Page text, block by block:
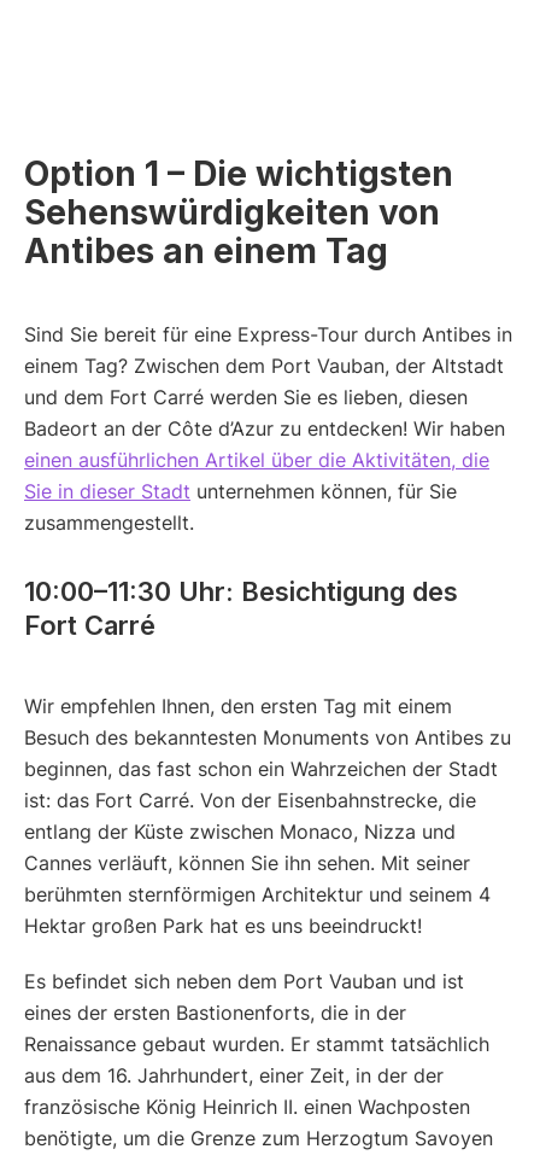
Option 1 – Die wichtigsten
Sehenswürdigkeiten von
Antibes an einem Tag
Sind Sie bereit für eine Express-Tour durch Antibes in
einem Tag? Zwischen dem Port Vauban, der Altstadt
und dem Fort Carré werden Sie es lieben, diesen
Badeort an der Côte d’Azur zu entdecken! Wir haben
einen ausführlichen Artikel über die Aktivitäten, die
Sie in dieser Stadt unternehmen können, für Sie
zusammengestellt.
10:00–11:30 Uhr: Besichtigung des
Fort Carré
Wir empfehlen Ihnen, den ersten Tag mit einem
Besuch des bekanntesten Monuments von Antibes zu
beginnen, das fast schon ein Wahrzeichen der Stadt
ist: das Fort Carré. Von der Eisenbahnstrecke, die
entlang der Küste zwischen Monaco, Nizza und
Cannes verläuft, können Sie ihn sehen. Mit seiner
berühmten sternförmigen Architektur und seinem 4
Hektar großen Park hat es uns beeindruckt!
Es befindet sich neben dem Port Vauban und ist
eines der ersten Bastionenforts, die in der
Renaissance gebaut wurden. Er stammt tatsächlich
aus dem 16. Jahrhundert, einer Zeit, in der der
französische König Heinrich II. einen Wachposten
benötigte, um die Grenze zum Herzogtum Savoyen